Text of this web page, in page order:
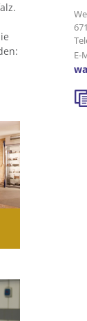
E-